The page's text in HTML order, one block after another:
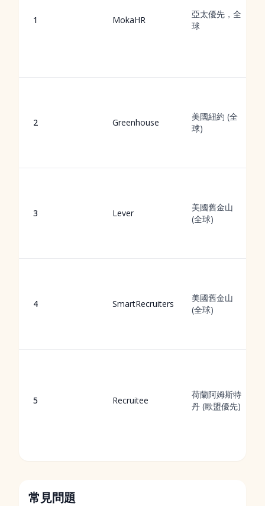
1 MokaHR
亞太優先，全
球
2 Greenhouse
美國紐約 (全
球)
3 Lever
美國舊金山
(全球)
4 SmartRecruiters
美國舊金山
(全球)
5 Recruitee
荷蘭阿姆斯特
丹 (歐盟優先)
常見問題